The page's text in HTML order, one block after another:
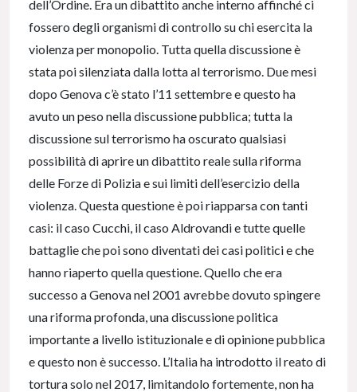
dell’Ordine. Era un dibattito anche interno affinché ci
fossero degli organismi di controllo su chi esercita la
violenza per monopolio. Tutta quella discussione è
stata poi silenziata dalla lotta al terrorismo. Due mesi
dopo Genova c’è stato l’11 settembre e questo ha
avuto un peso nella discussione pubblica; tutta la
discussione sul terrorismo ha oscurato qualsiasi
possibilità di aprire un dibattito reale sulla riforma
delle Forze di Polizia e sui limiti dell’esercizio della
violenza. Questa questione è poi riapparsa con tanti
casi: il caso Cucchi, il caso Aldrovandi e tutte quelle
battaglie che poi sono diventati dei casi politici e che
hanno riaperto quella questione. Quello che era
successo a Genova nel 2001 avrebbe dovuto spingere
una riforma profonda, una discussione politica
importante a livello istituzionale e di opinione pubblica
e questo non è successo. L’Italia ha introdotto il reato di
tortura solo nel 2017, limitandolo fortemente, non ha